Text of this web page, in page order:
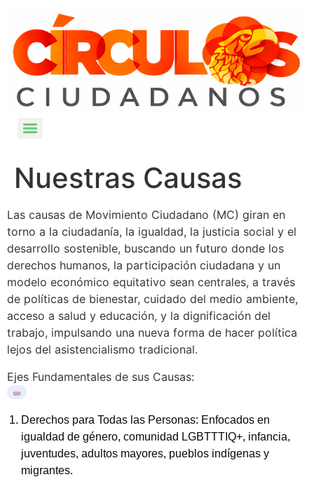
Nuestras Causas
Las causas de Movimiento Ciudadano (MC) giran en
torno a la ciudadanía, la igualdad, la justicia social y el
desarrollo sostenible, buscando un futuro donde los
derechos humanos, la participación ciudadana y un
modelo económico equitativo sean centrales, a través
de políticas de bienestar, cuidado del medio ambiente,
acceso a salud y educación, y la dignificación del
trabajo, impulsando una nueva forma de hacer política
lejos del asistencialismo tradicional.
Ejes Fundamentales de sus Causas:
Derechos para Todas las Personas: Enfocados en
igualdad de género, comunidad LGBTTTIQ+, infancia,
juventudes, adultos mayores, pueblos indígenas y
migrantes.